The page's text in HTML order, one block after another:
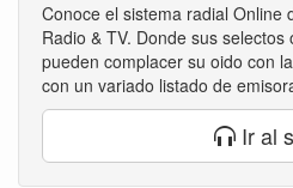
Conoce el sistema radial Online
Radio & TV. Donde sus
pueden complacer su oido con
con un variado listado de
Ir al